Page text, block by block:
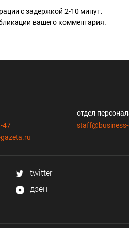
с задержкой 2-10 минут.
вашего комментария.
47
отдел
twitter
дзен